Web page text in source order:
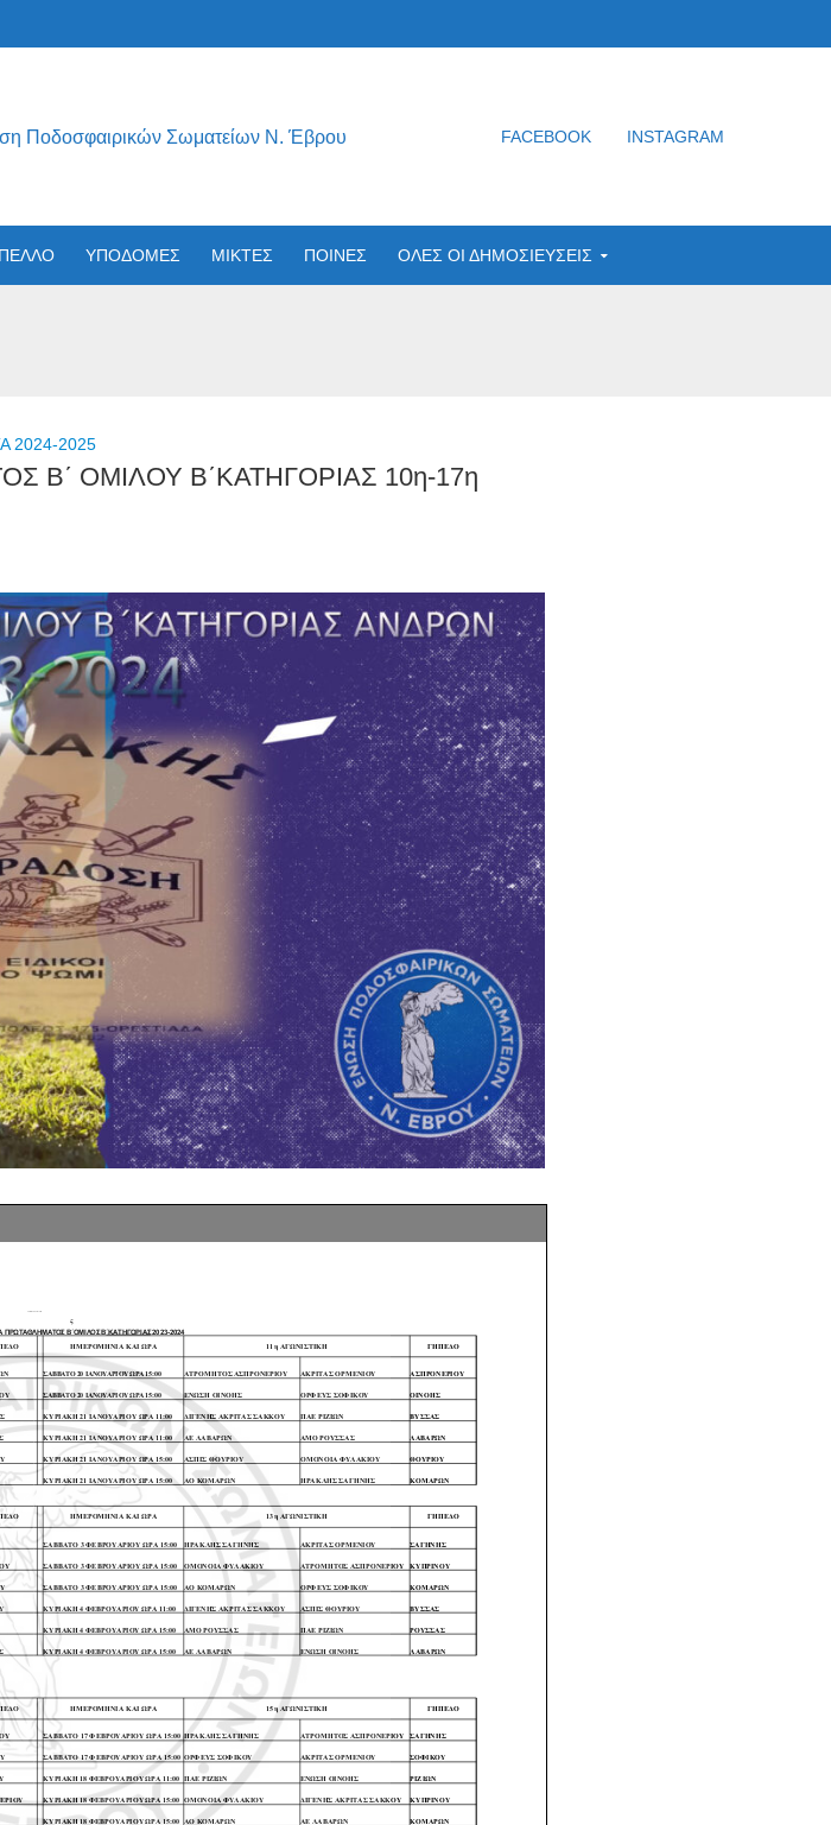
Ποδοσφαιρικών Σωματείων Ν. Έβρου FACEBOOK INSTAGRAM
ΥΠΟΔΟΜΕΣ ΜΙΚΤΕΣ ΠΟΙΝΕΣ ΟΛΕΣ ΟΙ ΔΗΜΟΣΙΕΥΣΕΙΣ
2024-2025
ΟΜΙΛΟΥ Β΄ΚΑΤΗΓΟΡΙΑΣ 10η-17η